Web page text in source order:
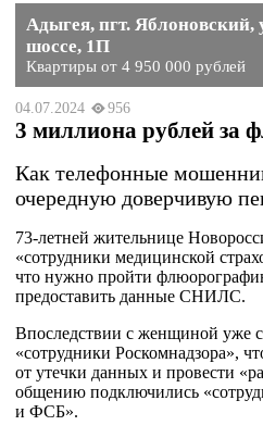
Адыгея, пгт. Яблоновский,
шоссе, 1П
Квартиры от 4 950 000 рублей
04.07.2024 956
3 миллиона рублей за
Как телефонные
очередную доверчивую
73-летней жительнице
«сотрудники медицинской
что нужно пройти
предоставить данные СНИЛС.
Впоследствии с женщиной уже
«сотрудники Роскомнадзора»,
от утечки данных и провести
общению подключились
и ФСБ».